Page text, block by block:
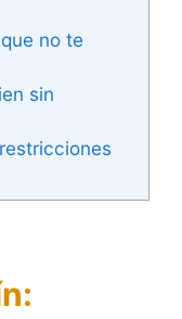
no te
sin